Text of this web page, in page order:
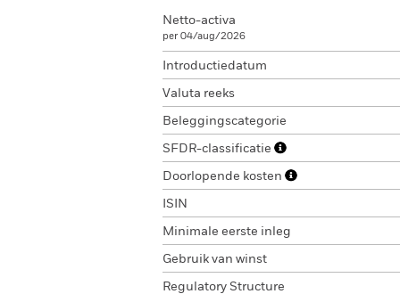
Netto-activa
per 04/aug/2026
Introductiedatum
Valuta reeks
Beleggingscategorie
SFDR-classificatie
Doorlopende kosten
ISIN
Minimale eerste inleg
Gebruik van winst
Regulatory Structure